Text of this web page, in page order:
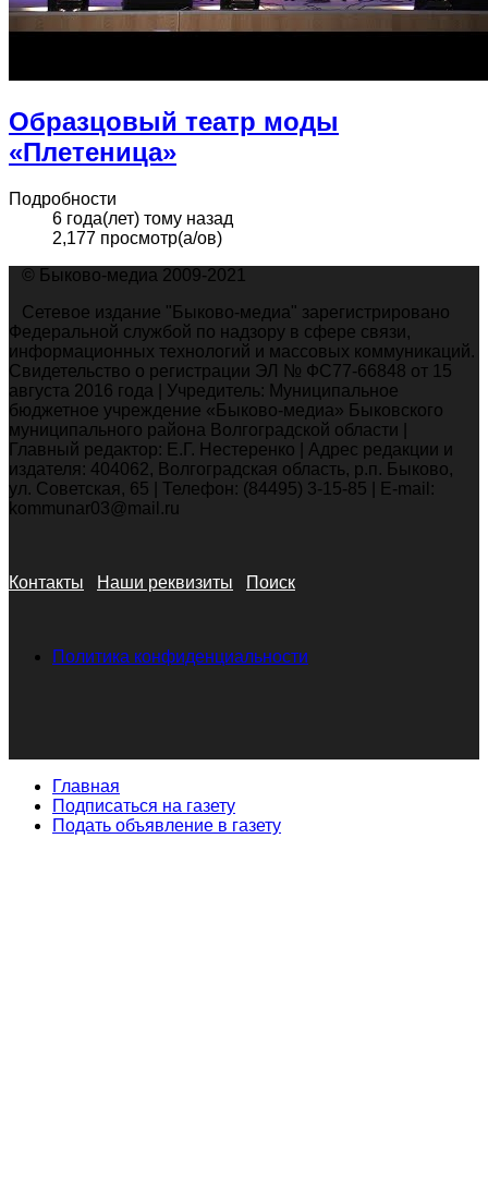
Образцовый театр моды
«Плетеница»
Подробности
6 года(лет) тому назад
2,177 просмотр(а/ов)
© Быково-медиа 2009-2021
Сетевое издание "Быково-медиа" зарегистрировано
Федеральной службой по надзору в сфере связи,
информационных технологий и массовых коммуникаций.
Свидетельство о регистрации ЭЛ № ФС77-66848 от 15
августа 2016 года | Учредитель: Муниципальное
бюджетное учреждение «Быково-медиа» Быковского
муниципального района Волгоградской области |
Главный редактор: Е.Г. Нестеренко | Адрес редакции и
издателя: 404062, Волгоградская область, р.п. Быково,
ул. Советская, 65 | Телефон: (84495) 3-15-85 | E-mail:
kommunar03@mail.ru
Контакты Наши реквизиты Поиск
Политика конфиденциальности
Главная
Подписаться на газету
Подать объявление в газету